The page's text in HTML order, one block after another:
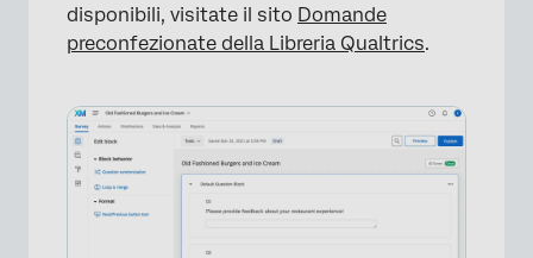
×
disponibili, visitate il sito Domande
preconfezionate della Libreria Qualtrics.